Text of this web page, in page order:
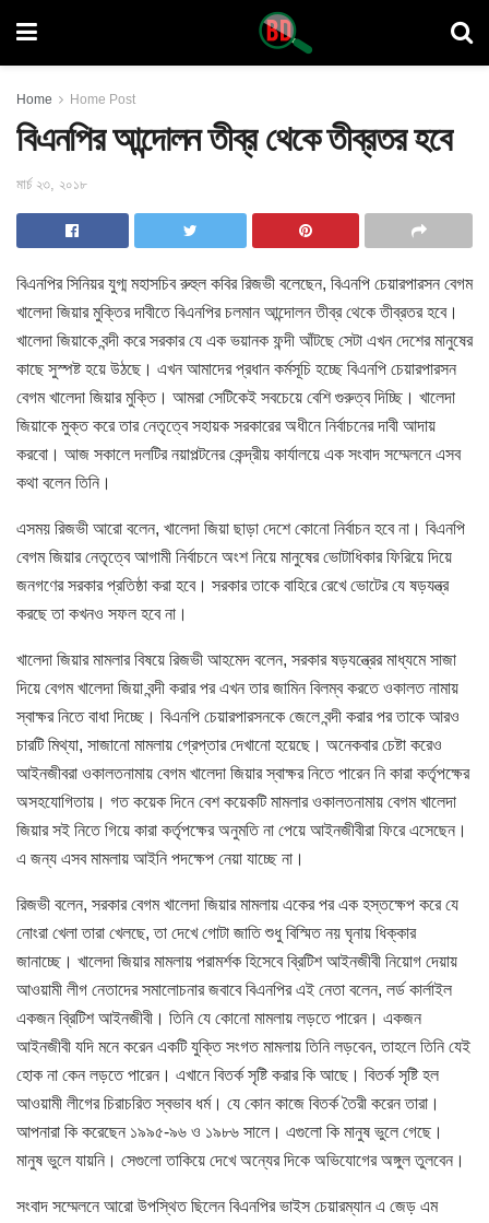
Home Home Post
বিএনপির আন্দোলন তীব্র থেকে তীব্রতর হবে
মার্চ ২৩, ২০১৮
বিএনপির সিনিয়র যুগ্ম মহাসচিব রুহুল কবির রিজভী বলেছেন, বিএনপি চেয়ারপারসন বেগম
খালেদা জিয়ার মুক্তির দাবীতে বিএনপির চলমান আন্দোলন তীব্র থেকে তীব্রতর হবে।
খালেদা জিয়াকে বন্দী করে সরকার যে এক ভয়ানক ফন্দী আঁটছে সেটা এখন দেশের মানুষের
কাছে সুস্পষ্ট হয়ে উঠছে। এখন আমাদের প্রধান কর্মসূচি হচ্ছে বিএনপি চেয়ারপারসন
বেগম খালেদা জিয়ার মুক্তি। আমরা সেটিকেই সবচেয়ে বেশি গুরুত্ব দিচ্ছি। খালেদা
জিয়াকে মুক্ত করে তার নেতৃত্বে সহায়ক সরকারের অধীনে নির্বাচনের দাবী আদায়
করবো। আজ সকালে দলটির নয়াপল্টনের কেন্দ্রীয় কার্যালয়ে এক সংবাদ সম্মেলনে এসব
কথা বলেন তিনি।
এসময় রিজভী আরো বলেন, খালেদা জিয়া ছাড়া দেশে কোনো নির্বাচন হবে না। বিএনপি
বেগম জিয়ার নেতৃত্বে আগামী নির্বাচনে অংশ নিয়ে মানুষের ভোটাধিকার ফিরিয়ে দিয়ে
জনগণের সরকার প্রতিষ্ঠা করা হবে। সরকার তাকে বাহিরে রেখে ভোটের যে ষড়যন্ত্র
করছে তা কখনও সফল হবে না।
খালেদা জিয়ার মামলার বিষয়ে রিজভী আহমেদ বলেন, সরকার ষড়যন্ত্রের মাধ্যমে সাজা
দিয়ে বেগম খালেদা জিয়া বন্দী করার পর এখন তার জামিন বিলম্ব করতে ওকালত নামায়
স্বাক্ষর নিতে বাধা দিচ্ছে। বিএনপি চেয়ারপারসনকে জেলে বন্দী করার পর তাকে আরও
চারটি মিথ্যা, সাজানো মামলায় গ্রেপ্তার দেখানো হয়েছে। অনেকবার চেষ্টা করেও
আইনজীবরা ওকালতনামায় বেগম খালেদা জিয়ার স্বাক্ষর নিতে পারেন নি কারা কর্তৃপক্ষের
অসহযোগিতায়। গত কয়েক দিনে বেশ কয়েকটি মামলার ওকালতনামায় বেগম খালেদা
জিয়ার সই নিতে গিয়ে কারা কর্তৃপক্ষের অনুমতি না পেয়ে আইনজীবীরা ফিরে এসেছেন।
এ জন্য এসব মামলায় আইনি পদক্ষেপ নেয়া যাচ্ছে না।
রিজভী বলেন, সরকার বেগম খালেদা জিয়ার মামলায় একের পর এক হস্তক্ষেপ করে যে
নোংরা খেলা তারা খেলছে, তা দেখে গোটা জাতি শুধু বিস্মিত নয় ঘৃনায় ধিক্কার
জানাচ্ছে। খালেদা জিয়ার মামলায় পরামর্শক হিসেবে ব্রিটিশ আইনজীবী নিয়োগ দেয়ায়
আওয়ামী লীগ নেতাদের সমালোচনার জবাবে বিএনপির এই নেতা বলেন, লর্ড কার্লাইল
একজন ব্রিটিশ আইনজীবী। তিনি যে কোনো মামলায় লড়তে পারেন। একজন
আইনজীবী যদি মনে করেন একটি যুক্তি সংগত মামলায় তিনি লড়বেন, তাহলে তিনি যেই
হোক না কেন লড়তে পারেন। এখানে বিতর্ক সৃষ্টি করার কি আছে। বিতর্ক সৃষ্টি হল
আওয়ামী লীগের চিরাচরিত স্বভাব ধর্ম। যে কোন কাজে বিতর্ক তৈরী করেন তারা।
আপনারা কি করেছেন ১৯৯৫-৯৬ ও ১৯৮৬ সালে। এগুলো কি মানুষ ভুলে গেছে।
মানুষ ভুলে যায়নি। সেগুলো তাকিয়ে দেখে অন্যের দিকে অভিযোগের অঙ্গুল তুলবেন।
সংবাদ সম্মেলনে আরো উপস্থিত ছিলেন বিএনপির ভাইস চেয়ারম্যান এ জেড় এম